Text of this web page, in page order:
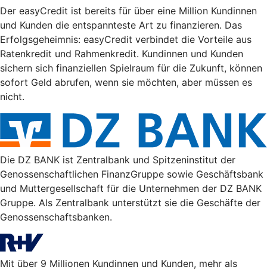
Der easyCredit ist bereits für über eine Million Kundinnen
und Kunden die entspannteste Art zu finanzieren. Das
Erfolgsgeheimnis: easyCredit verbindet die Vorteile aus
Ratenkredit und Rahmenkredit. Kundinnen und Kunden
sichern sich finanziellen Spielraum für die Zukunft, können
sofort Geld abrufen, wenn sie möchten, aber müssen es
nicht.
Die DZ BANK ist Zentralbank und Spitzeninstitut der
Genossenschaftlichen FinanzGruppe sowie Geschäftsbank
und Muttergesellschaft für die Unternehmen der DZ BANK
Gruppe. Als Zentralbank unterstützt sie die Geschäfte der
Genossenschaftsbanken.
Mit über 9 Millionen Kundinnen und Kunden, mehr als